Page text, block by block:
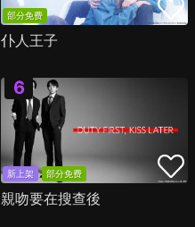
部分免费
仆人王子
新上架 部分免费
親吻要在搜查後